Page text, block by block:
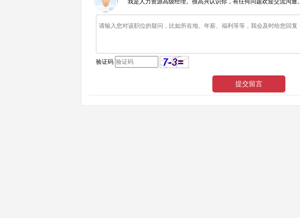
我是人力资源高级经理。很高兴认识你，有任何问题欢迎交流沟通。
验证码